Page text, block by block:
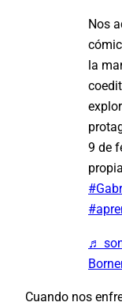
Nos
la
9 de
♬
Cuando nos